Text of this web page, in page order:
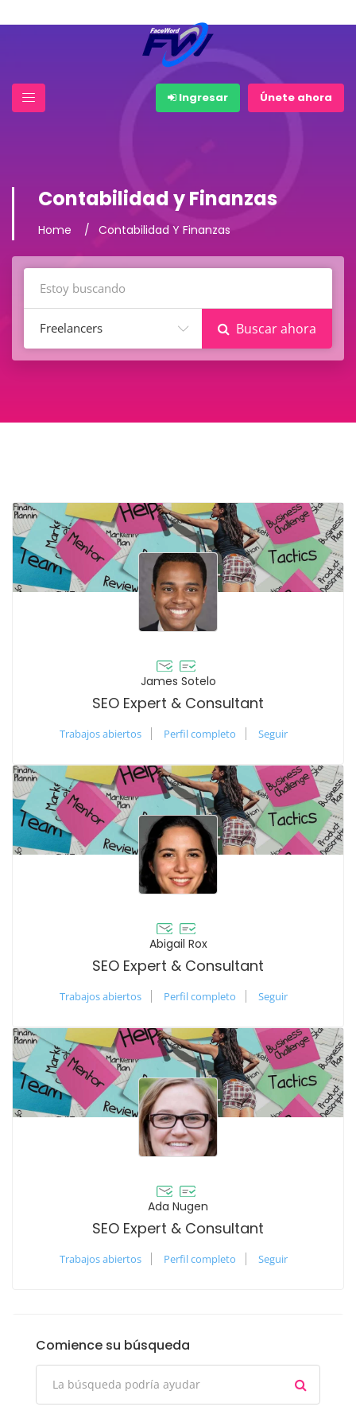
Ingresar Únete ahora
Contabilidad y Finanzas
Home Contabilidad Y Finanzas
Freelancers Buscar ahora
James Sotelo
SEO Expert & Consultant
Trabajos abiertos Perfil completo Seguir
Abigail Rox
SEO Expert & Consultant
Trabajos abiertos Perfil completo Seguir
Ada Nugen
SEO Expert & Consultant
Trabajos abiertos Perfil completo Seguir
Comience su búsqueda